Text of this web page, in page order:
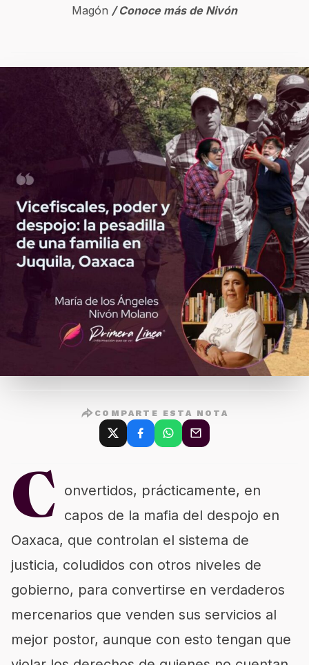
Magón / Conoce más de Nivón
COMPARTE ESTA NOTA
C onvertidos, prácticamente, en
capos de la mafia del despojo en
Oaxaca, que controlan el sistema de
justicia, coludidos con otros niveles de
gobierno, para convertirse en verdaderos
mercenarios que venden sus servicios al
mejor postor, aunque con esto tengan que